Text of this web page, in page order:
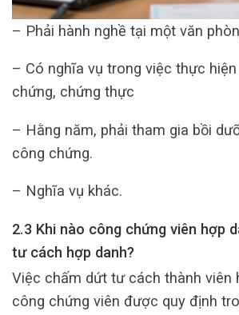
– Phải hành nghề tại một văn
– Có nghĩa vụ trong việc thực
chứng, chứng thực
– Hằng năm, phải tham gia bồi
công chứng.
– Nghĩa vụ khác.
2.3 Khi nào công chứng viên hợp
tư cách hợp danh?
Việc chấm dứt tư cách thành viên
công chứng viên được quy định